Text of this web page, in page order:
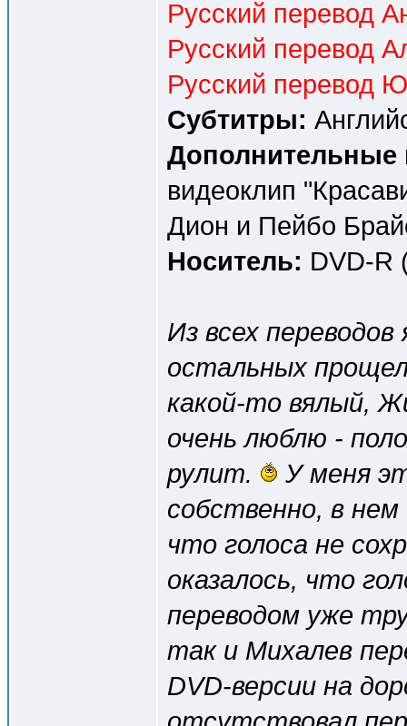
Русский перевод
Русский перевод
Русский перевод
Субтитры:
Дополнительные
видеоклип
Дион и Пейбо
Носитель: DVD-R
Из всех
остальных
какой-то вялый,
очень люблю -
рулит.
У меня
собственно, в
что голоса не
оказалось, что
переводом уже
так и Михалев
DVD-версии на